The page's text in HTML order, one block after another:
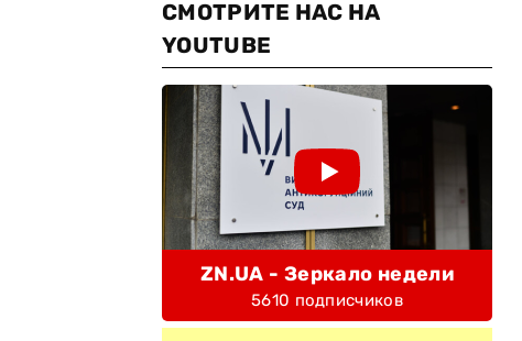
СМОТРИТЕ НАС НА
YOUTUBE
ZN.UA - Зеркало недели
5610 подписчиков